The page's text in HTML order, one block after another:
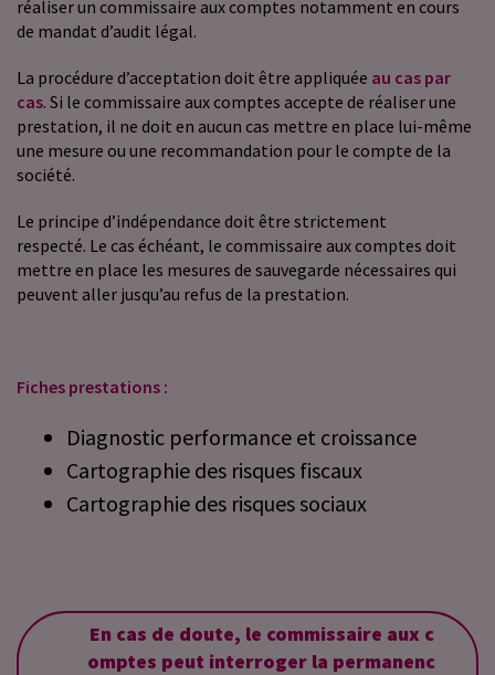
réaliser un commissaire aux comptes notamment en cours
de mandat d’audit légal.
La procédure d’acceptation doit être appliquée au cas par
cas. Si le commissaire aux comptes accepte de réaliser une
prestation, il ne doit en aucun cas mettre en place lui-même
une mesure ou une recommandation pour le compte de la
société.
Le principe d’indépendance doit être strictement
respecté. Le cas échéant, le commissaire aux comptes doit
mettre en place les mesures de sauvegarde nécessaires qui
peuvent aller jusqu’au refus de la prestation.
Fiches prestations :
Diagnostic performance et croissance
Cartographie des risques fiscaux
Cartographie des risques sociaux
En cas de doute, le commissaire aux c
omptes peut interroger la permanenc